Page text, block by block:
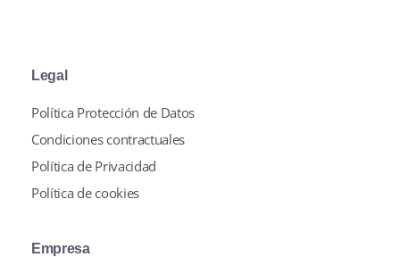
Legal
Política Protección de Datos
Condiciones contractuales
Política de Privacidad
Política de cookies
Empresa